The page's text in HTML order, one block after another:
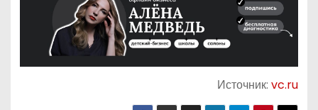
Источник:vc.ru